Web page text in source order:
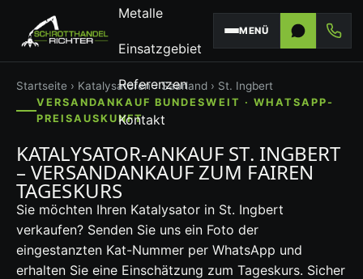
Metalle
Einsatzgebiet
Referenzen
Kontakt
MENÜ
Startseite › Katalysatoren›Saarland › St. Ingbert
VERSANDANKAUF BUNDESWEIT · WHATSAPP-
PREISAUSKUNFT
KATALYSATOR-ANKAUF ST. INGBERT
– VERSANDANKAUF ZUM FAIREN
TAGESKURS
Sie möchten Ihren Katalysator in St. Ingbert
verkaufen? Senden Sie uns ein Foto der
eingestanzten Kat-Nummer per WhatsApp und
erhalten Sie eine Einschätzung zum Tageskurs. Sicher